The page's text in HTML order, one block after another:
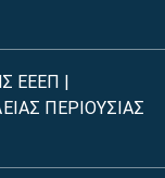
ΕΕΕΠ |
ΠΕΡΙΟΥΣΙΑΣ